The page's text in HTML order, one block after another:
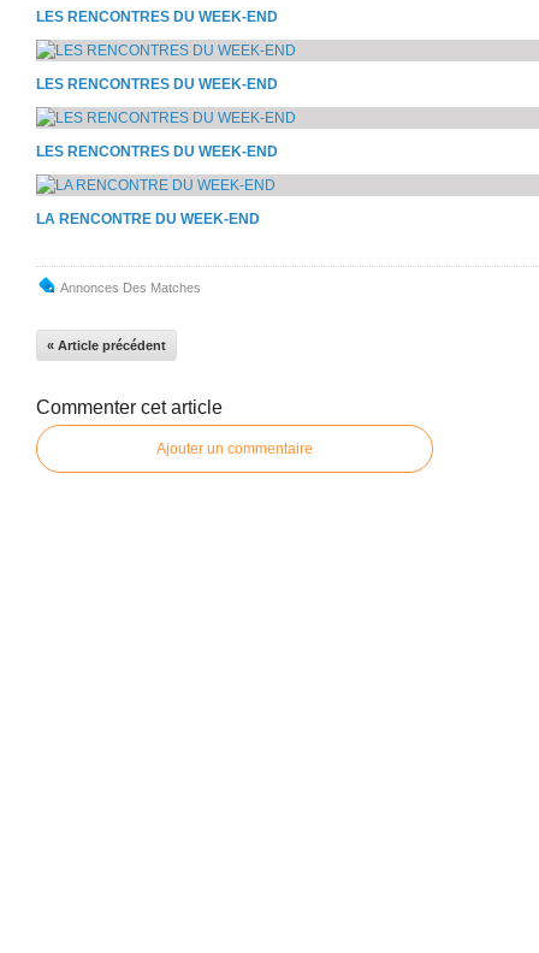
LES RENCONTRES DU WEEK-END
LES RENCONTRES DU WEEK-END
LES RENCONTRES DU WEEK-END
LA RENCONTRE DU WEEK-END
Annonces Des Matches
« Article précédent
Commenter cet article
Ajouter un commentaire